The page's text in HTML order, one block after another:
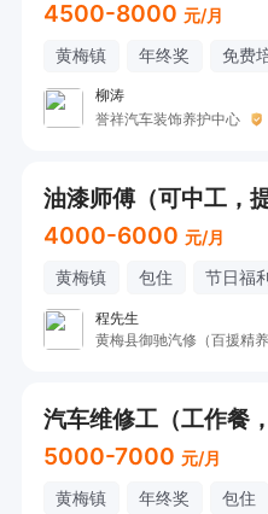
4500-8000 元/月
黄梅镇 年终奖 免费
柳涛
誉祥汽车装饰养护中心
油漆师傅（可中工，
4000-6000 元/月
黄梅镇 包住 节日福
程先生
黄梅县御驰汽修（百援精养
汽车维修工（工作餐
5000-7000 元/月
黄梅镇 年终奖 包住